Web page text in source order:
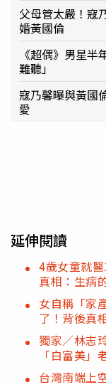
父母管太嚴！寇
婚黃國倫
《超偶》男星
難聽」
寇乃馨曝與黃國
愛
延伸閱讀
4歲女童就
真相：生病
女自稱「家
了！背後真
獨家／林志
「白富美」
台灣南端上